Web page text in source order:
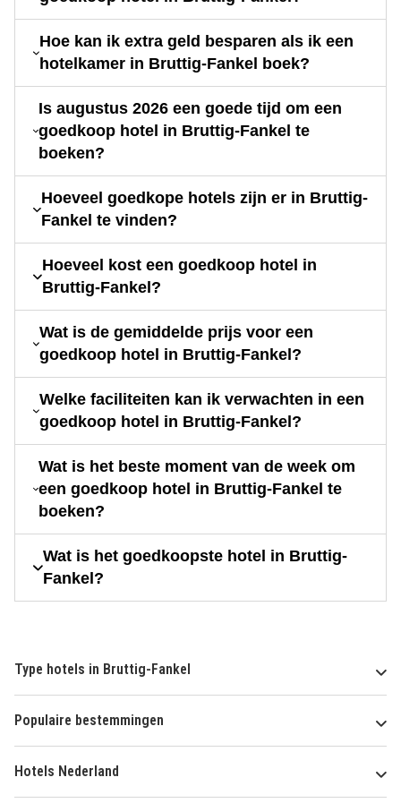
Hoe kan ik extra geld besparen als ik een
hotelkamer in Bruttig-Fankel boek?
Is augustus 2026 een goede tijd om een
goedkoop hotel in Bruttig-Fankel te
boeken?
Hoeveel goedkope hotels zijn er in Bruttig-
Fankel te vinden?
Hoeveel kost een goedkoop hotel in
Bruttig-Fankel?
Wat is de gemiddelde prijs voor een
goedkoop hotel in Bruttig-Fankel?
Welke faciliteiten kan ik verwachten in een
goedkoop hotel in Bruttig-Fankel?
Wat is het beste moment van de week om
een goedkoop hotel in Bruttig-Fankel te
boeken?
Wat is het goedkoopste hotel in Bruttig-
Fankel?
Type hotels in Bruttig-Fankel
Populaire bestemmingen
Hotels Nederland